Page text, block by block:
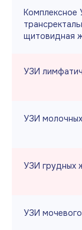
Комплексное
щитовидная
УЗИ
УЗИ
УЗИ грудных
УЗИ